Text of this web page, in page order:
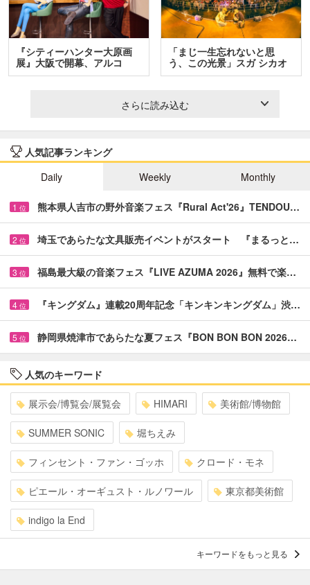
『シティーハンター大原画
展』大阪で開幕、アルコ
＆…
「まじ一生忘れないと思
う、この光景」スガ シカオ
と…
さらに読み込む
人気記事ランキング
Daily
Weekly Monthly
1 位 熊本県人吉市の野外音楽フェス『Rural Act'26』TENDOU…
2 位 埼玉であらたな文具販売イベントがスタート 『まるっと…
3 位 福島最大級の音楽フェス『LIVE AZUMA 2026』無料で楽…
4 位 『キングダム』連載20周年記念「キンキンキングダム」渋…
5 位 静岡県焼津市であらたな夏フェス『BON BON BON 2026…
人気のキーワード
展示会/博覧会/展覧会 HIMARI 美術館/博物館
SUMMER SONIC 堀ちえみ
フィンセント・ファン・ゴッホ クロード・モネ
ピエール・オーギュスト・ルノワール 東京都美術館
indigo la End
キーワードをもっと見る